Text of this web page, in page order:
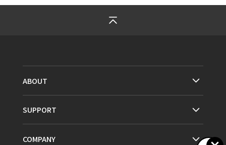
ABOUT
SUPPORT
COMPANY